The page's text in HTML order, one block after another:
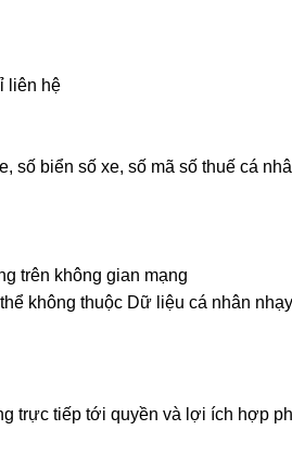
liên hệ
số biển số xe, số mã số thuế cá
trên không gian mạng
không thuộc Dữ liệu cá nhân
trực tiếp tới quyền và lợi ích hợp